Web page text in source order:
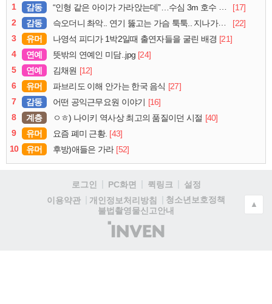
1 감동 “인형 같은 아이가 가라앉는데”…수심 3m 호수 뛰어든 60대 의인
[17]
2
감동 슥오더니 촤악.. 연기 뚫고는 가슴 툭툭.. 지나가던 아재의 정체
[22]
3
유머 나영석 피디가 1박2일때 출연자들을 굴린 배경 [21]
4
연예 뜻밖의 연예인 미담..jpg [24]
5
연예 김채원 [12]
6
유머 파브리도 이해 안가는 한국 음식 [27]
7
감동 어떤 공익근무요원 이야기 [16]
8
계층 ㅇㅎ) 나이키 역사상 최고의 품질이던 시절 [40]
9
유머 요즘 폐미 근황. [43]
10
유머 후방)애들은 가라 [52]
로그인 PC화면 퀵링크
설정
이용약관
개인정보처리방침
청소년보호정책
불법촬영물신고안내
(주)
인
▲